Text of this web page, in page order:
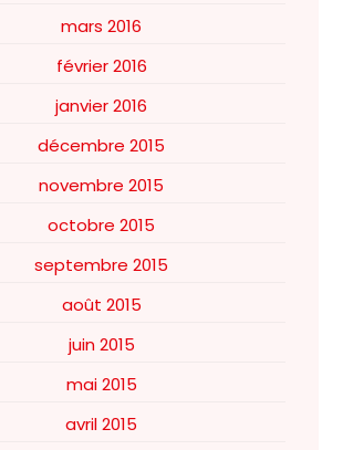
mars 2016
février 2016
janvier 2016
décembre 2015
novembre 2015
octobre 2015
septembre 2015
août 2015
juin 2015
mai 2015
avril 2015